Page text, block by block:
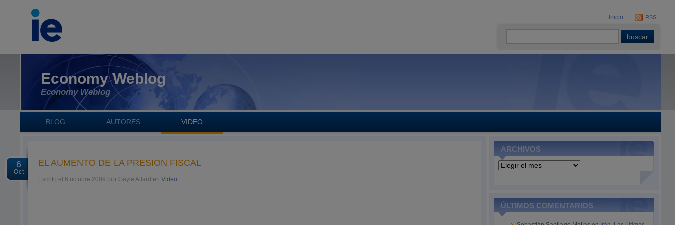
Inicio RSS
Economy Weblog
Economy Weblog
BLOG AUTORES VIDEO
6
Oct
EL AUMENTO DE LA PRESIÓN FISCAL
Escrito el 6 octubre 2009 por Gayle Allard enVideo
ARCHIVOS
Archivos
ÚLTIMOS COMENTARIOS